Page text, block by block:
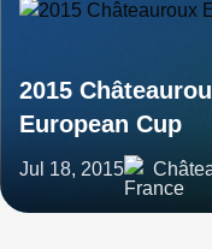
2015
European Cup
Jul 18, 2015